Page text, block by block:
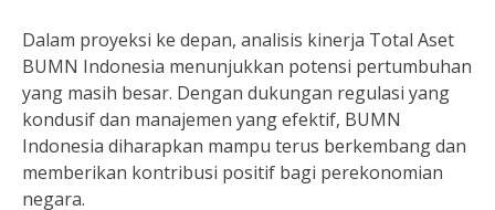
Dalam proyeksi ke depan, analisis kinerja Total Aset
BUMN Indonesia menunjukkan potensi pertumbuhan
yang masih besar. Dengan dukungan regulasi yang
kondusif dan manajemen yang efektif, BUMN
Indonesia diharapkan mampu terus berkembang dan
memberikan kontribusi positif bagi perekonomian
negara.